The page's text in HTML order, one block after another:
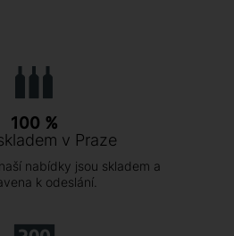
100 %
v Praze
nabídky jsou skladem a
k odeslání.